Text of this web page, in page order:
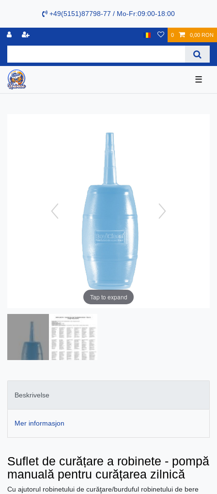
+49(5151)87798-77 / Mo-Fr:09:00-18:00
0 0,00 RON
☰
Tap to expand
Beskrivelse
Mer informasjon
Suflet de curățare a robinete - pompă
manuală pentru curățarea zilnică
Cu ajutorul robinetului de curăţare/burduful robinetului de bere